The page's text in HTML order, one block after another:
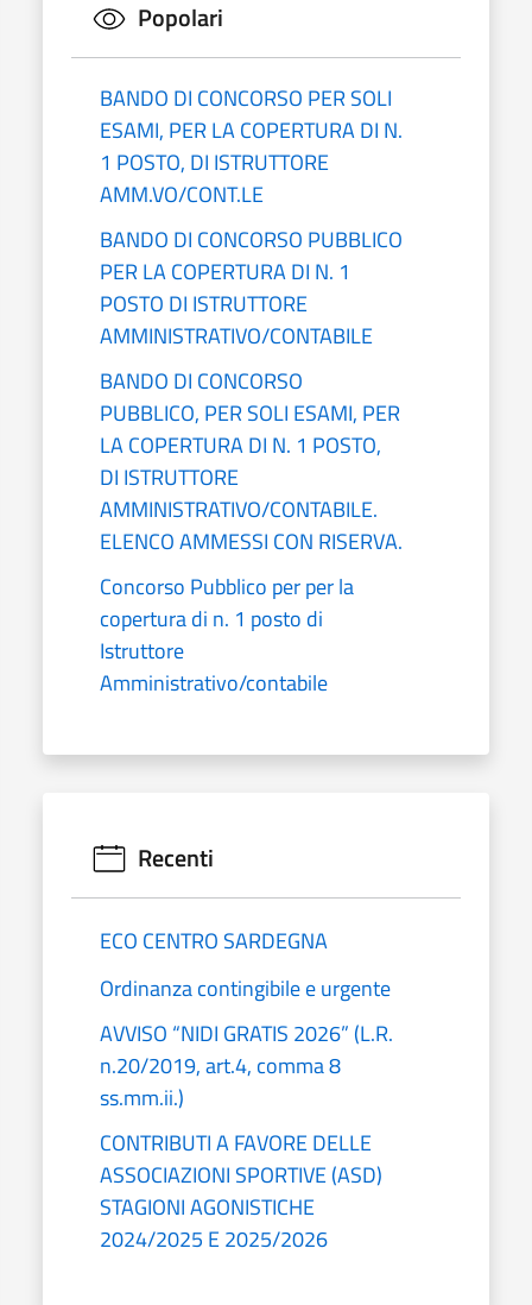
Popolari
BANDO DI CONCORSO PER SOLI
ESAMI, PER LA COPERTURA DI N.
1 POSTO, DI ISTRUTTORE
AMM.VO/CONT.LE
BANDO DI CONCORSO PUBBLICO
PER LA COPERTURA DI N. 1
POSTO DI ISTRUTTORE
AMMINISTRATIVO/CONTABILE
BANDO DI CONCORSO
PUBBLICO, PER SOLI ESAMI, PER
LA COPERTURA DI N. 1 POSTO,
DI ISTRUTTORE
AMMINISTRATIVO/CONTABILE.
ELENCO AMMESSI CON RISERVA.
Concorso Pubblico per per la
copertura di n. 1 posto di
Istruttore
Amministrativo/contabile
Recenti
ECO CENTRO SARDEGNA
Ordinanza contingibile e urgente
AVVISO “NIDI GRATIS 2026” (L.R.
n.20/2019, art.4, comma 8
ss.mm.ii.)
CONTRIBUTI A FAVORE DELLE
ASSOCIAZIONI SPORTIVE (ASD)
STAGIONI AGONISTICHE
2024/2025 E 2025/2026